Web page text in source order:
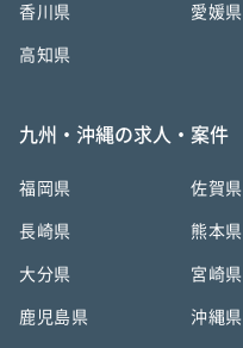
香川県 愛媛県
高知県
九州・沖縄の求人・案件
福岡県 佐賀県
長崎県 熊本県
大分県 宮崎県
鹿児島県 沖縄県